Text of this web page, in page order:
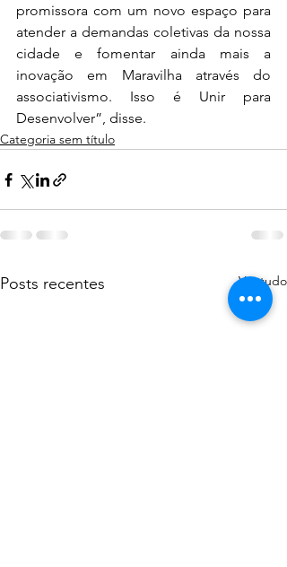
promissora com um novo espaço para
atender a demandas coletivas da nossa
cidade e fomentar ainda mais a
inovação em Maravilha através do
associativismo. Isso é Unir para
Desenvolver”, disse.
Categoria sem título
Posts recentes Ver tudo